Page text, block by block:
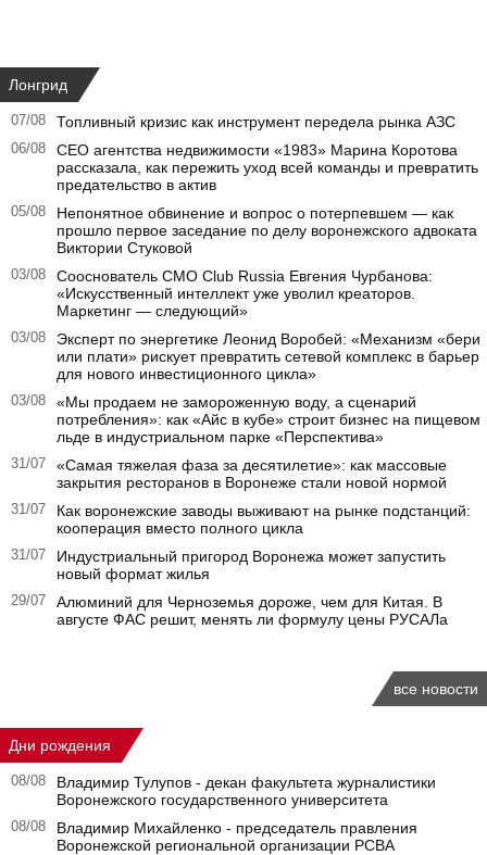
Лонгрид
07/08 Топливный кризис как инструмент передела рынка АЗС
06/08
CEO агентства недвижимости «1983» Марина Коротова
рассказала, как пережить уход всей команды и превратить
предательство в актив
05/08
Непонятное обвинение и вопрос о потерпевшем — как
прошло первое заседание по делу воронежского адвоката
Виктории Стуковой
03/08
Сооснователь CMO Club Russia Евгения Чурбанова:
«Искусственный интеллект уже уволил креаторов.
Маркетинг — следующий»
03/08
Эксперт по энергетике Леонид Воробей: «Механизм «бери
или плати» рискует превратить сетевой комплекс в барьер
для нового инвестиционного цикла»
03/08
«Мы продаем не замороженную воду, а сценарий
потребления»: как «Айс в кубе» строит бизнес на пищевом
льде в индустриальном парке «Перспектива»
31/07
«Самая тяжелая фаза за десятилетие»: как массовые
закрытия ресторанов в Воронеже стали новой нормой
31/07
Как воронежские заводы выживают на рынке подстанций:
кооперация вместо полного цикла
31/07
Индустриальный пригород Воронежа может запустить
новый формат жилья
29/07
Алюминий для Черноземья дороже, чем для Китая. В
августе ФАС решит, менять ли формулу цены РУСАЛа
все новости
Дни рождения
08/08
Владимир Тулупов - декан факультета журналистики
Воронежского государственного университета
08/08
Владимир Михайленко - председатель правления
Воронежской региональной организации РСВА